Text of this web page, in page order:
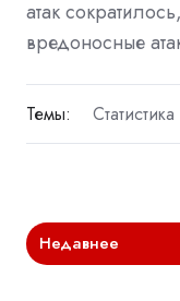
атак
вредоносные
Темы: Статистика
Недавнее